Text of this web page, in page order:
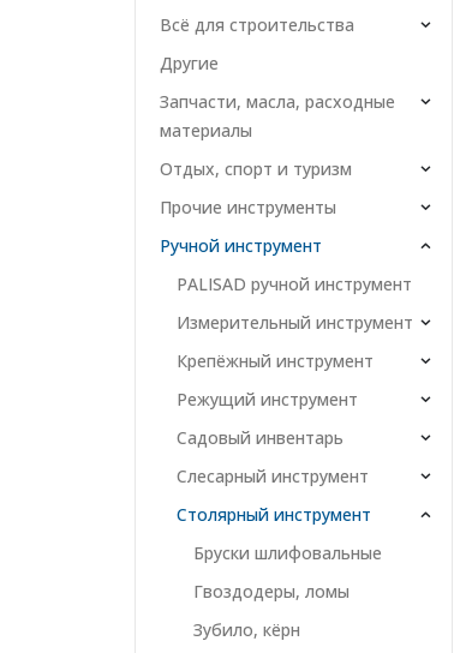
Всё для строительства
Другие
Запчасти, масла, расходные
материалы
Отдых, спорт и туризм
Прочие инструменты
Ручной инструмент
PALISAD ручной инструмент
Измерительный инструмент
Крепёжный инструмент
Режущий инструмент
Садовый инвентарь
Слесарный инструмент
Столярный инструмент
Бруски шлифовальные
Гвоздодеры, ломы
Зубило, кёрн